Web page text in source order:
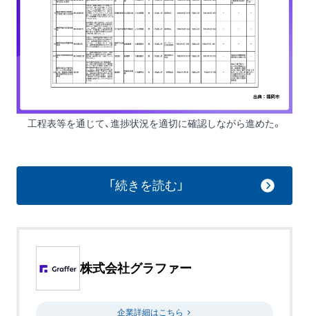
工程表等を通じて、進捗状況を適切に確認しながら進めた。
「続きを読む」
株式会社グラファー
企業詳細はこちら